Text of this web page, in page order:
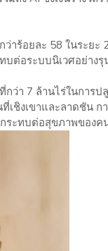
าร้อยละ 58 ในระยะ
บต่อระบบนิเวศอย่างรุ
ว่า 7 ล้านไร่ในการ
ชิงเขาและลาดชัน ก
ระทบต่อสุขภาพของค